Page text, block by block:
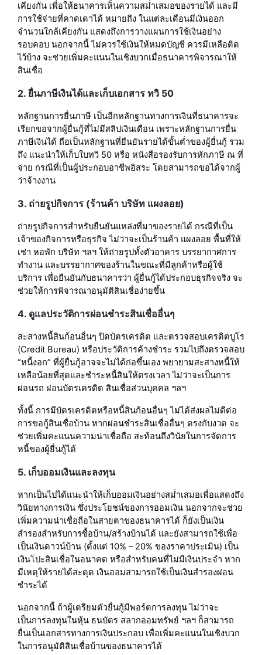
เคียงกัน เพื่อให้ธนาคารเห็นความสม่ำเสมอของรายได้ และมี
การใช้จ่ายที่คาดเดาได้ หมายถึง ในแต่ละเดือนมีเงินออก
จำนวนใกล้เคียงกัน แสดงถึงการวางแผนการใช้เงินอย่าง
รอบคอบ นอกจากนี้ ไม่ควรใช้เงินให้หมดบัญชี ควรมีเหลือติด
ไว้บ้าง จะช่วยเพิ่มคะแนนในเชิงบวกเมื่อธนาคารพิจารณาให้
สินเชื่อ
2. ยื่นภาษีเงินได้และเก็บเอกสาร ทวิ 50
หลักฐานการยื่นภาษี เป็นอีกหลักฐานทางการเงินที่ธนาคารจะ
เรียกขอจากผู้ยื่นกู้ที่ไม่มีสลิปเงินเดือน เพราะหลักฐานการยื่น
ภาษีเงินได้ ถือเป็นหลักฐานที่ยืนยันรายได้ขั้นต่ำของผู้ยื่นกู้ รวม
ถึง แนะนำให้เก็บใบทวิ 50 หรือ หนังสือรองรับการหักภาษี ณ ที่
จ่าย กรณีที่เป็นผู้ประกอบอาชีพอิสระ โดยสามารถขอได้จากผู้
ว่าจ้างงาน
3. ถ่ายรูปกิจการ (ร้านค้า บริษัท แผงลอย)
ถ่ายรูปกิจการสำหรับยืนยันแหล่งที่มาของรายได้ กรณีที่เป็น
เจ้าของกิจการหรือธุรกิจ ไม่ว่าจะเป็นร้านค้า แผงลอย พื้นที่ให้
เช่า หอพัก บริษัท ฯลฯ ให้ถ่ายรูปทั้งตัวอาคาร บรรยากาศการ
ทำงาน และบรรยากาศของร้านในขณะที่มีลูกค้าหรือผู้ใช้
บริการ เพื่อยืนยันกับธนาคารว่า ผู้ยื่นกู้ได้ประกอบธุรกิจจริง จะ
ช่วยให้การพิจารณาอนุมัติสินเชื่อง่ายขึ้น
4. ดูแลประวัติการผ่อนชำระสินเชื่ออื่นๆ
สะสางหนี้สินก้อนอื่นๆ ปิดบัตรเครดิต และตรวจสอบเครดิตบูโร
(Credit Bureau) หรือประวัติการค้างชำระ รวมไปถึงตรวจสอบ
“หนี้งอก” ที่ผู้ยื่นกู้อาจจะไม่ได้ก่อขึ้นเอง พยายามสะสางหนี้ให้
เหลือน้อยที่สุดและชำระหนี้สินให้ตรงเวลา ไม่ว่าจะเป็นการ
ผ่อนรถ ผ่อนบัตรเครดิต สินเชื่อส่วนบุคคล ฯลฯ
ทั้งนี้ การมีบัตรเครดิตหรือหนี้สินก้อนอื่นๆ ไม่ได้ส่งผลไม่ดีต่อ
การขอกู้สินเชื่อบ้าน หากผ่อนชำระสินเชื่ออื่นๆ ตรงกับงวด จะ
ช่วยเพิ่มคะแนนความน่าเชื่อถือ สะท้อนถึงวินัยในการจัดการ
หนี้ของผู้ยื่นกู้ได้
5. เก็บออมเงินและลงทุน
หากเป็นไปได้แนะนำให้เก็บออมเงินอย่างสม่ำเสมอเพื่อแสดงถึง
วินัยทางการเงิน ซึ่งประโยชน์ของการออมเงิน นอกจากจะช่วย
เพิ่มความน่าเชื่อถือในสายตาของธนาคารได้ ก็ยังเป็นเงิน
สำรองสำหรับการซื้อบ้าน/สร้างบ้านได้ และยังสามารถใช้เพื่อ
เป็นเงินดาวน์บ้าน (ตั้งแต่ 10% – 20% ของราคาประเมิน) เป็น
เงินโปะสินเชื่อในอนาคต หรือสำหรับคนที่ไม่มีเงินประจำ หาก
มีเหตุให้รายได้สะดุด เงินออมสามารถใช้เป็นเงินสำรองผ่อน
ชำระได้
นอกจากนี้ ถ้าผู้เตรียมตัวยื่นกู้มีพอร์ตการลงทุน ไม่ว่าจะ
เป็นการลงทุนในหุ้น ธนบัตร สลากออมทรัพย์ ฯลฯ ก็สามารถ
ยื่นเป็นเอกสารทางการเงินประกอบ เพื่อเพิ่มคะแนนในเชิงบวก
ในการอนุมัติสินเชื่อบ้านของธนาคารได้